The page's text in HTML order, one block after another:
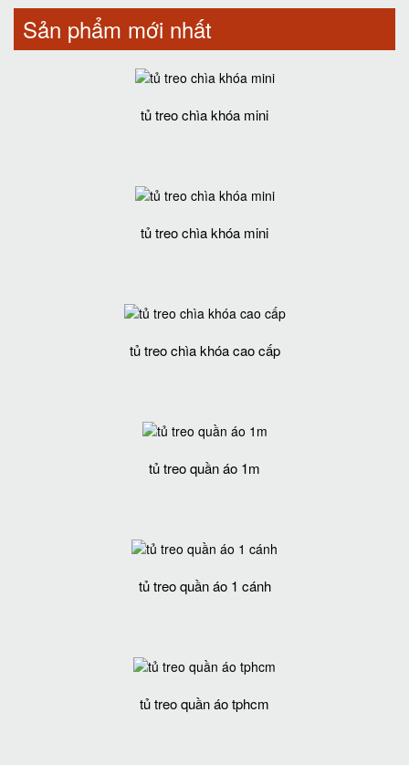
Sản phẩm mới nhất
tủ treo chìa khóa mini
tủ treo chìa khóa mini
tủ treo chìa khóa cao cấp
tủ treo quần áo 1m
tủ treo quần áo 1 cánh
tủ treo quần áo tphcm